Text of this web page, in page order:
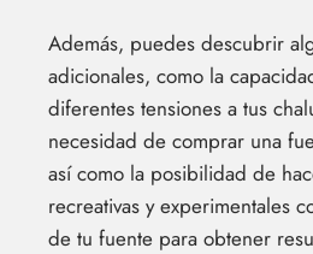
Además, puedes descubrir
adicionales, como la
diferentes tensiones a tus
necesidad de comprar una
así como la posibilidad de
recreativas y experimentales
de tu fuente para obtener